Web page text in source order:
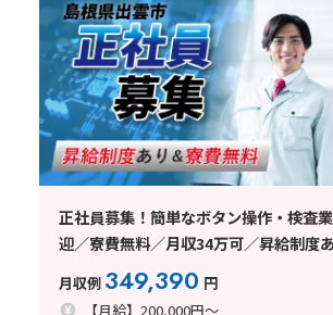
正社員募集！簡単なボタン操作・検査
迎／寮費無料／月収34万可／昇給制度
ップ可能！／島根県
月収例 349,390 円
【月給】200,000円～